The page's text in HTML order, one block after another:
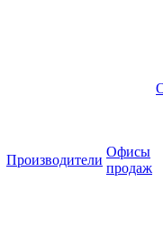
Производители
Офисы
продаж